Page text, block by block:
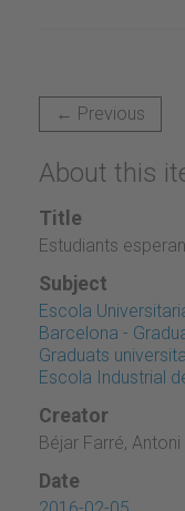
← Previous
About this
Title
Estudiants
Subject
Escola
Barcelona -
Graduats
Escola Industrial
Creator
Béjar Farré, Antoni
Date